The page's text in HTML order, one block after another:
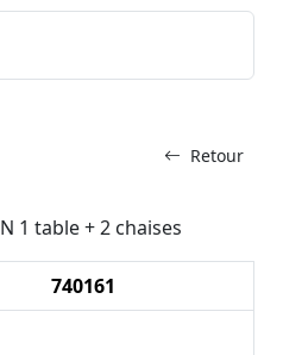
Retour
1 table + 2 chaises
740161